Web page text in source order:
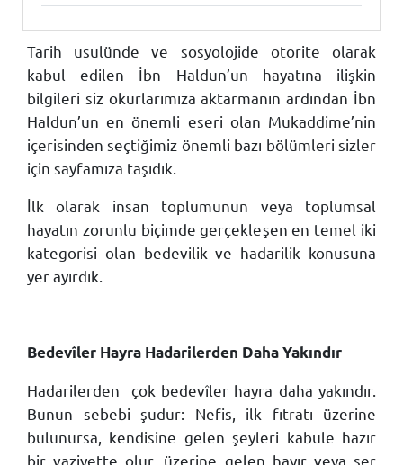
Tarih usulünde ve sosyolojide otorite olarak
kabul edilen İbn Haldun’un hayatına ilişkin
bilgileri siz okurlarımıza aktarmanın ardından İbn
Haldun’un en önemli eseri olan Mukaddime’nin
içerisinden seçtiğimiz önemli bazı bölümleri sizler
için sayfamıza taşıdık.
İlk olarak insan toplumunun veya toplumsal
hayatın zorunlu biçimde gerçekleşen en temel iki
kategorisi olan bedevilik ve hadarilik konusuna
yer ayırdık.
Bedevîler Hayra Hadarilerden Daha Yakındır
Hadarilerden çok bedevîler hayra daha yakındır.
Bunun sebebi şudur: Nefis, ilk fıtratı üzerine
bulunursa, kendisine gelen şeyleri kabule hazır
bir vaziyette olur, üzerine gelen hayır veya şer